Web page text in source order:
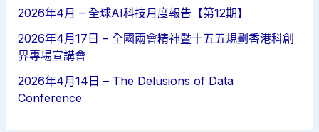
2026年4月 – 全球AI科技月度報告【第12期】
2026年4月17日 – 全國兩會精神暨十五五規劃香港科創
界專場宣講會
2026年4月14日 – The Delusions of Data
Conference